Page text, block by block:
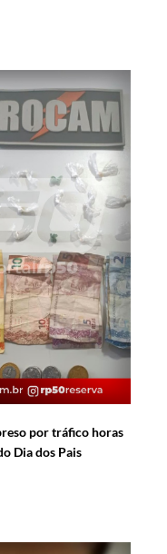
por tráfico horas
Dia dos Pais